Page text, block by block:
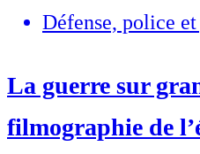
Défense, police
La guerre sur
filmographie de